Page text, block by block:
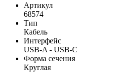
Артикул
68574
Тип
Кабель
Интерфейс
USB-A - USB-C
Форма сечения
Круглая